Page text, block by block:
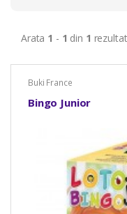
Arata 1 - 1 din 1
Buki France
Bingo Junior